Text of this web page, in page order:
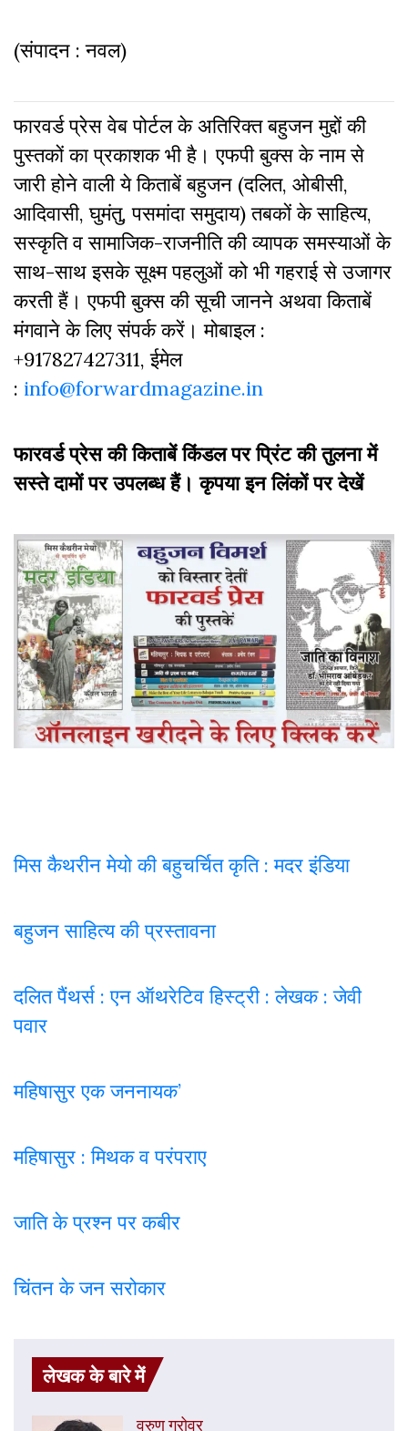
(संपादन : नवल)
फारवर्ड प्रेस वेब पोर्टल के अतिरिक्‍त बहुजन मुद्दों की
पुस्‍तकों का प्रकाशक भी है। एफपी बुक्‍स के नाम से
जारी होने वाली ये किताबें बहुजन (दलित, ओबीसी,
आदिवासी, घुमंतु, पसमांदा समुदाय) तबकों के साहित्‍य,
सस्‍क‍ृति व सामाजिक-राजनीति की व्‍यापक समस्‍याओं के
साथ-साथ इसके सूक्ष्म पहलुओं को भी गहराई से उजागर
करती हैं। एफपी बुक्‍स की सूची जानने अथवा किताबें
मंगवाने के लिए संपर्क करें। मोबाइल :
+917827427311, ईमेल
: info@forwardmagazine.in
फारवर्ड प्रेस की किताबें किंडल पर प्रिंट की तुलना में
सस्ते दामों पर उपलब्ध हैं। कृपया इन लिंकों पर देखें
मिस कैथरीन मेयो की बहुचर्चित कृति : मदर इंडिया
बहुजन साहित्य की प्रस्तावना
दलित पैंथर्स : एन ऑथरेटिव हिस्ट्री : लेखक : जेवी
पवार
महिषासुर एक जननायक’
महिषासुर : मिथक व परंपराए
जाति के प्रश्न पर कबीर
चिंतन के जन सरोकार
लेखक के बारे में
वरुण ग्रोवर